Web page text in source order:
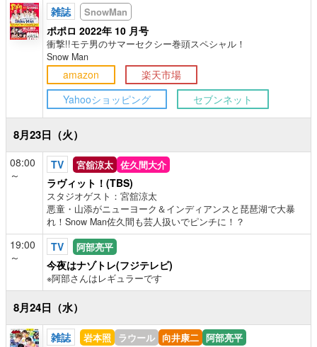
雑誌 SnowMan
ポポロ 2022年 10 月号
衝撃!!モテ男のサマーセクシー巻頭スペシャル！
Snow Man
amazon
楽天市場
Yahooショッピング
セブンネット
8月23日（火）
08:00
～
TV 宮舘涼太 佐久間大介
ラヴィット！(TBS)
スタジオゲスト：宮舘涼太
悪童・山添がニューヨーク＆インディアンスと琵琶湖で大暴
れ！Snow Man佐久間も芸人扱いでピンチに！？
19:00
～
TV 阿部亮平
今夜はナゾトレ(フジテレビ)
※阿部さんはレギュラーです
8月24日（水）
雑誌 岩本照 ラウール 向井康二 阿部亮平